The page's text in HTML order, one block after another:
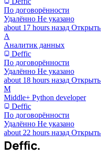
По договорённости
Удалённо Не указано
about 17 hours назад Открыть
А
Аналитик данных
Deffic
По договорённости
Удалённо Не указано
about 18 hours назад Открыть
M
Middle+ Python developer
Deffic
По договорённости
Удалённо Не указано
about 22 hours назад Открыть
Deffic.